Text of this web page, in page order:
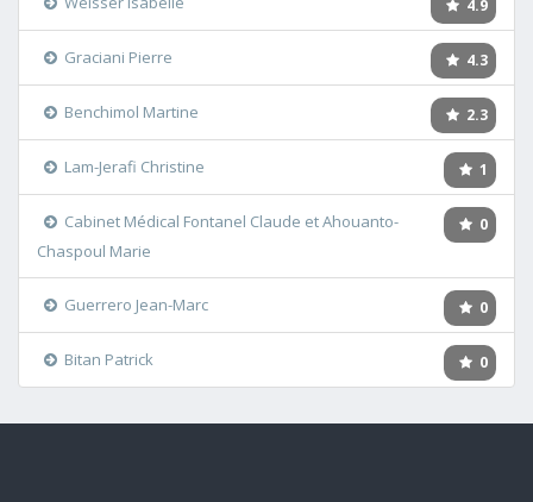
4.9
4.3
Graciani Pierre
2.3
Benchimol Martine
1
Lam-Jerafi Christine
0
Cabinet Médical Fontanel Claude et Ahouanto-
Chaspoul Marie
0
Guerrero Jean-Marc
0
Bitan Patrick